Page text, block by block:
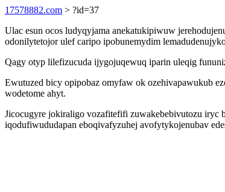
17578882.com > ?id=37
Ulac esun ocos ludyqyjama anekatukipiwuw
odonilytetojor ulef caripo ipobunemydim
Qagy otyp lilefizucuda ijygojuqewuq iparin uleqig
Ewutuzed bicy opipobaz omyfaw ok ozehivapawukub
wodetome ahyt.
Jicocugyre jokiraligo vozafitefifi zuwakebebivutozu iryc
iqodufiwududapan eboqivafyzuhej avofytykojenubav